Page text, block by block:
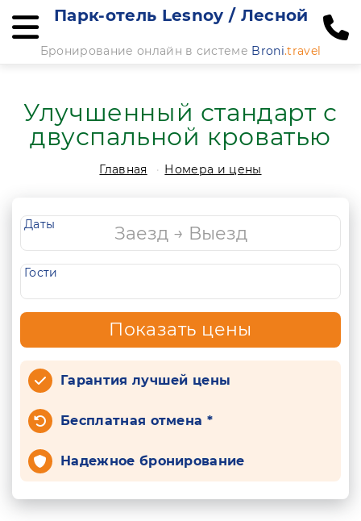
Парк-отель Lesnoy / Лесной
Бронирование онлайн в системе Broni.travel
Улучшенный стандарт с
двуспальной кроватью
Главная Номера и цены
Даты
Гости
Показать цены
Гарантия лучшей цены
Бесплатная отмена *
Надежное бронирование